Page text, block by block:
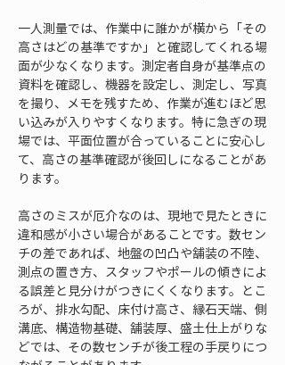
一人測量では、作業中に誰かが横から「その
高さはどの基準ですか」と確認してくれる場
面が少なくなります。測定者自身が基準点の
資料を確認し、機器を設定し、測定し、写真
を撮り、メモを残すため、作業が進むほど思
い込みが入りやすくなります。特に急ぎの現
場では、平面位置が合っていることに安心し
て、高さの基準確認が後回しになることがあ
ります。
高さのミスが厄介なのは、現地で見たときに
違和感が小さい場合があることです。数セン
チの差であれば、地盤の凹凸や舗装の不陸、
測点の置き方、スタッフやポールの傾きによ
る誤差と見分けがつきにくくなります。とこ
ろが、排水勾配、床付け高さ、縁石天端、側
溝底、構造物基礎、舗装厚、盛土仕上がりな
どでは、その数センチが後工程の手戻りにつ